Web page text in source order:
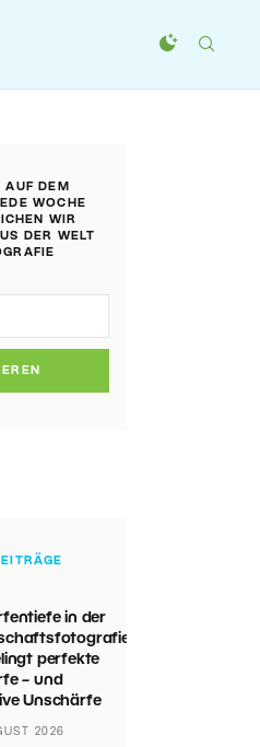
AUF DEM
WOCHE
WIR
DER WELT
in der
perfekte
– und
Unschärfe
2026